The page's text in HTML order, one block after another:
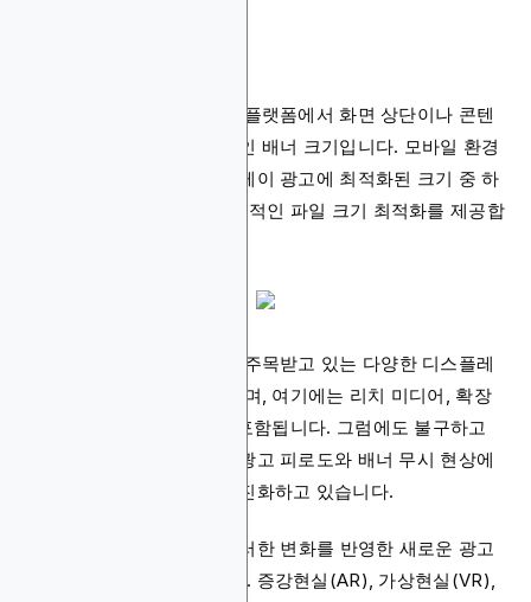
모바일 리더보드로, 모바일 플랫폼에서 화면 상단이나 콘텐
츠 내부에 표시되는 일반적인 배너 크기입니다. 모바일 환경
에 나타나는 디지털 디스플레이 광고에 최적화된 크기 중 하
나로, 빠른 로딩 시간과 효율적인 파일 크기 최적화를 제공합
이러한 광고 크기들은 현재 주목받고 있는 다양한 디스플레
이 광고 유형 제작에 활용되며, 여기에는 리치 미디어, 확장
형, 오버레이, 전면 광고가 포함됩니다. 그럼에도 불구하고
온라인 디스플레이 광고는 광고 피로도와 배너 무시 현상에
대응하기 위해 지속적으로 진화하고 있습니다.
이에 따라 2017년 IAB는 이러한 변화를 반영한 새로운 광고
가이드라인을 도입했습니다. 증강현실(AR), 가상현실(VR),